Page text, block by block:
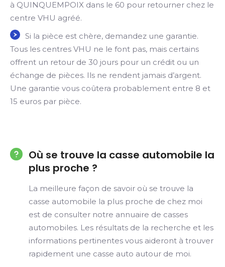
à QUINQUEMPOIX dans le 60 pour retourner chez le
centre VHU agréé.
Si la pièce est chère, demandez une garantie.
Tous les centres VHU ne le font pas, mais certains
offrent un retour de 30 jours pour un crédit ou un
échange de pièces. Ils ne rendent jamais d’argent.
Une garantie vous coûtera probablement entre 8 et
15 euros par pièce.
Où se trouve la casse automobile la
plus proche ?
La meilleure façon de savoir où se trouve la
casse automobile la plus proche de chez moi
est de consulter notre annuaire de casses
automobiles. Les résultats de la recherche et les
informations pertinentes vous aideront à trouver
rapidement une casse auto autour de moi.